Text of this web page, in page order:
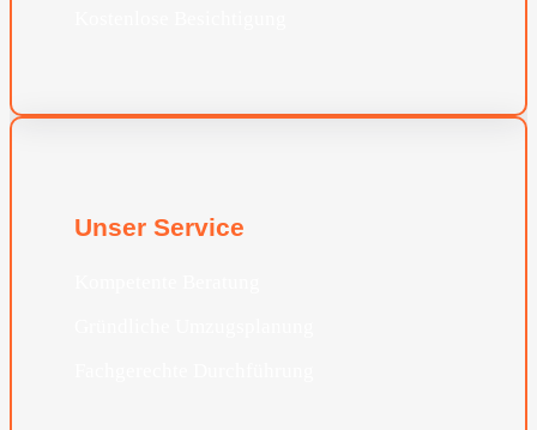
Unser Service